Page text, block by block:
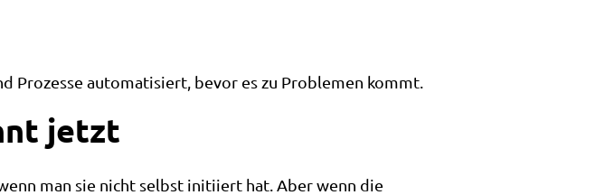
Prozesse automatisiert, bevor es zu Problemen kommt.
jetzt
man sie nicht selbst initiiert hat. Aber wenn die